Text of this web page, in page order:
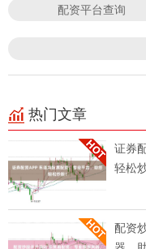
配资平台查询
热门文章
证券
轻松
配资